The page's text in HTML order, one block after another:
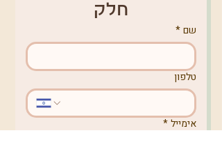
חלק
שם*
טלפון
אימייל*